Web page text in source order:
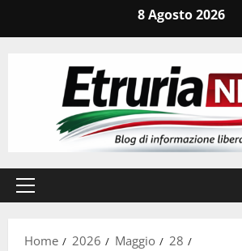
8 Agosto 2026
Menu
Home
2026 Maggio
28